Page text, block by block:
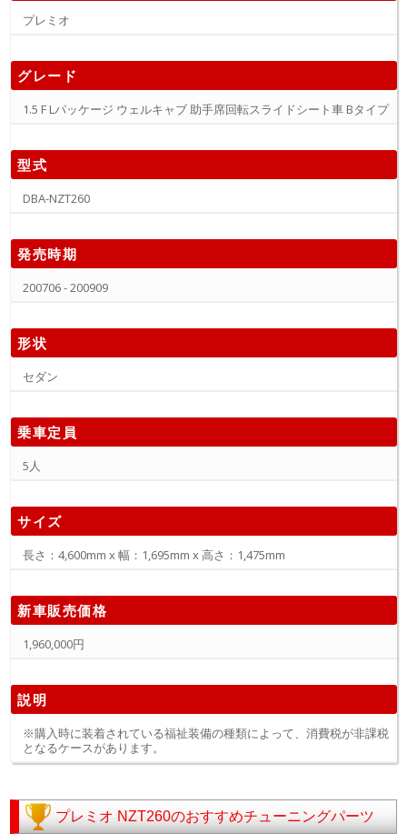
プレミオ
グレード
1.5 F Lパッケージ ウェルキャブ 助手席回転スライドシート車 Bタイプ
型式
DBA-NZT260
発売時期
200706 - 200909
形状
セダン
乗車定員
5人
サイズ
長さ：4,600mm x 幅：1,695mm x 高さ：1,475mm
新車販売価格
1,960,000円
説明
※購入時に装着されている福祉装備の種類によって、消費税が非課税
となるケースがあります。
プレミオ NZT260のおすすめチューニングパーツ